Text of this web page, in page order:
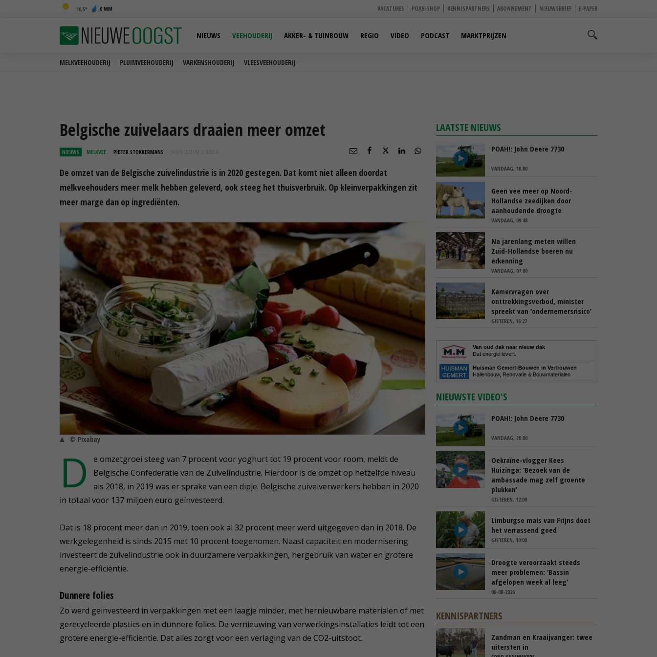
10,5 0 MM VACATURES POAH-SHOP KENNISPARTNERS ABONNEMENT NIEUWSBRIEF E-PAPER
MELKVEEHOUDERIJ PLUIMVEEHOUDERIJ VARKENSHOUDERIJ VLEESVEEHOUDERIJ
NIEUWS VEEHOUDERIJ AKKER- & TUINBOUW REGIO VIDEO PODCAST MARKTPRIJZEN
Belgische zuivelaars draaien meer omzet
NIEUWS MELKVEE PIETER STOKKERMANS 14 JUN 2021 OM 12:42
De omzet van de Belgische zuivelindustrie is in 2020 gestegen. Dat komt niet alleen doordat
melkveehouders meer melk hebben geleverd, ook steeg het thuisverbruik. Op kleinverpakkingen zit
meer marge dan op ingrediënten.
© Pixabay
D
e omzetgroei steeg van 7 procent voor yoghurt tot 19 procent voor room, meldt de
Belgische Confederatie van de Zuivelindustrie. Hierdoor is de omzet op hetzelfde niveau
als 2018, in 2019 was er sprake van een dipje. Belgische zuivelverwerkers hebben in 2020
in totaal voor 137 miljoen euro geïnvesteerd.
Dat is 18 procent meer dan in 2019, toen ook al 32 procent meer werd uitgegeven dan in 2018. De
werkgelegenheid is sinds 2015 met 10 procent toegenomen. Naast capaciteit en modernisering
investeert de zuivelindustrie ook in duurzamere verpakkingen, hergebruik van water en grotere
energie-efficiëntie.
Dunnere folies
Zo werd geïnvesteerd in verpakkingen met een laagje minder, met hernieuwbare materialen of met
gerecycleerde plastics en in dunnere folies. De vernieuwing van verwerkingsinstallaties leidt tot een
grotere energie-efficiëntie. Dat alles zorgt voor een verlaging van de CO2-uitstoot.
LAATSTE NIEUWS
POAH!: John Deere 7730
VANDAAG, 10:00
Geen vee meer op Noord-
Hollandse zeedijken door
aanhoudende droogte
VANDAAG, 09:48
Na jarenlang meten willen
Zuid-Hollandse boeren nu
erkenning
VANDAAG, 07:00
Kamervragen over
onttrekkingsverbod, minister
spreekt van ‘ondernemersrisico’
GISTEREN, 16:27
Van oud dak naar nieuw dak
Dat energie levert.
Huisman Gemert-Bouwen in Vertrouwen
Hallenbouw, Renovatie & Bouwmaterialen
NIEUWSTE VIDEO'S
POAH!: John Deere 7730
VANDAAG, 10:00
Oekraïne-vlogger Kees
Huizinga: ‘Bezoek van de
ambassade mag zelf groente
plukken’
GISTEREN, 12:00
Limburgse mais van Frijns doet
het verrassend goed
GISTEREN, 10:00
Droogte veroorzaakt steeds
meer problemen: ‘Bassin
afgelopen week al leeg’
06-08-2026
KENNISPARTNERS
Zandman en Kraaijvanger: twee
uitersten in